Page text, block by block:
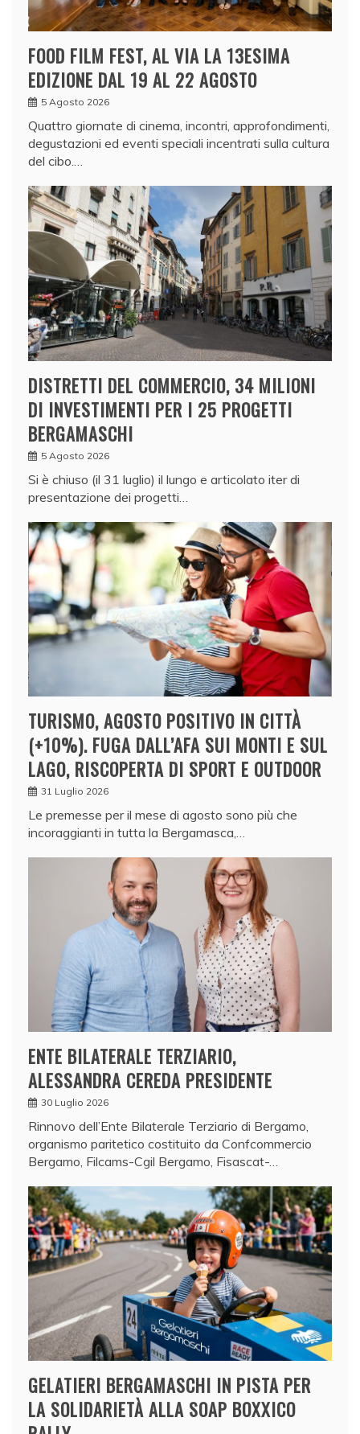
FOOD FILM FEST, AL VIA LA 13ESIMA
EDIZIONE DAL 19 AL 22 AGOSTO
5 Agosto 2026
Quattro giornate di cinema, incontri, approfondimenti,
degustazioni ed eventi speciali incentrati sulla cultura
del cibo.…
DISTRETTI DEL COMMERCIO, 34 MILIONI
DI INVESTIMENTI PER I 25 PROGETTI
BERGAMASCHI
5 Agosto 2026
Si è chiuso (il 31 luglio) il lungo e articolato iter di
presentazione dei progetti…
TURISMO, AGOSTO POSITIVO IN CITTÀ
(+10%). FUGA DALL’AFA SUI MONTI E SUL
LAGO, RISCOPERTA DI SPORT E OUTDOOR
31 Luglio 2026
Le premesse per il mese di agosto sono più che
incoraggianti in tutta la Bergamasca,…
ENTE BILATERALE TERZIARIO,
ALESSANDRA CEREDA PRESIDENTE
30 Luglio 2026
Rinnovo dell’Ente Bilaterale Terziario di Bergamo,
organismo paritetico costituito da Confcommercio
Bergamo, Filcams-Cgil Bergamo, Fisascat-…
GELATIERI BERGAMASCHI IN PISTA PER
LA SOLIDARIETÀ ALLA SOAP BOXXICO